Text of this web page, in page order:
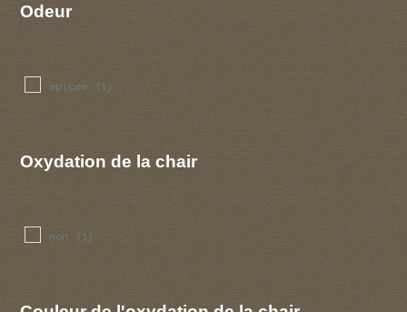
Odeur
epicee (1)
Oxydation de la chair
non (1)